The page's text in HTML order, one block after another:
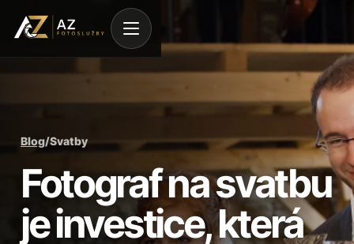
Blog/Svatby
Fotograf na svatbu
je investice, která